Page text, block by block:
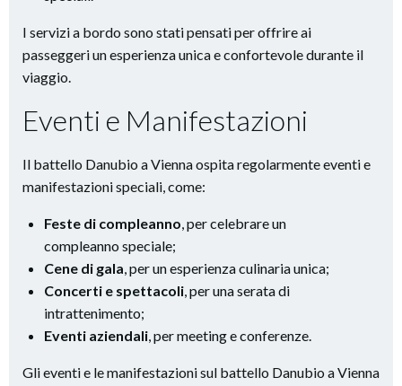
I servizi a bordo sono stati pensati per offrire ai
passeggeri un esperienza unica e confortevole durante il
viaggio.
Eventi e Manifestazioni
Il battello Danubio a Vienna ospita regolarmente eventi e
manifestazioni speciali, come:
Feste di compleanno, per celebrare un
compleanno speciale;
Cene di gala, per un esperienza culinaria unica;
Concerti e spettacoli, per una serata di
intrattenimento;
Eventi aziendali, per meeting e conferenze.
Gli eventi e le manifestazioni sul battello Danubio a Vienna